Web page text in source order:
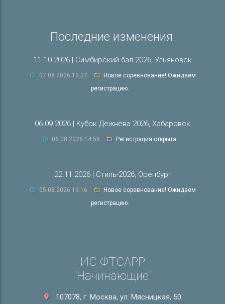
Последние изменения:
11.10.2026 | Симбирский бал 2026, Ульяновск
07.08.2026 13:27
Новое соревнование! Ожидаем
регистрацию.
06.09.2026 | Кубок Дежнёва 2026, Хабаровск
06.08.2026 14:56 Регистрация открыта.
22.11.2026 | Стиль-2026, Оренбург
05.08.2026 19:16
Новое соревнование! Ожидаем
регистрацию.
ИС ФТСАРР
"Начинающие"
107078, г. Москва, ул. Мясницкая, 50